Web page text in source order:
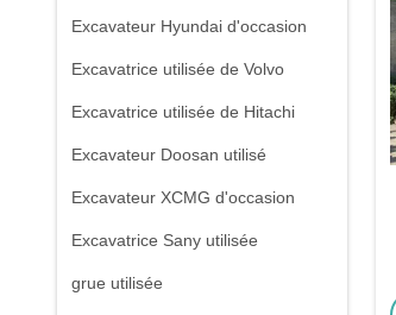
Excavateur Hyundai d'occasion
Excavatrice utilisée de Volvo
Excavatrice utilisée de Hitachi
Excavateur Doosan utilisé
Excavateur XCMG d'occasion
Excavatrice Sany utilisée
grue utilisée